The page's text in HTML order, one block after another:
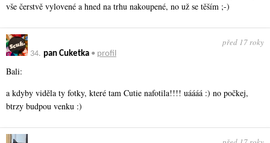
vše čerstvě vylovené a hned na trhu nakoupené, no už se těším ;-)
34. pan Cuketka • profil
před 17 roky
Bali:
a kdyby viděla ty fotky, které tam Cutie nafotila!!!! uáááá :) no počkej,
btrzy budpou venku :)